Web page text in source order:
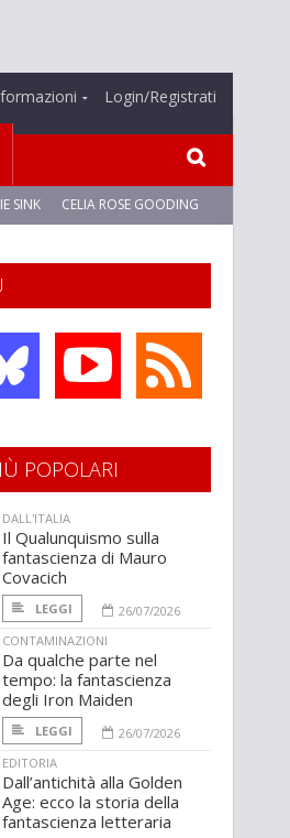
Login/Registrati
SINK CELIA ROSE GOODING
POPOLARI
DALL'ITALIA
Il Qualunquismo sulla
fantascienza di Mauro
Covacich
LEGGI
26/07/2026
CONTAMINAZIONI
Da qualche parte nel
tempo: la fantascienza
degli Iron Maiden
LEGGI
26/07/2026
EDITORIA
Dall’antichità alla Golden
Age: ecco la storia della
fantascienza letteraria